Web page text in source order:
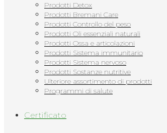
Prodotti Detox
Prodotti Bremani Care
Prodotti Controllo del peso
Prodotti Oli essenziali naturali
Prodotti Ossa e articolazioni
Prodotti Sistema immunitario
Prodotti Sistema nervoso
Prodotti Sostanze nutritive
Ulteriore assortimento di prodotti
Programmi di salute
Сertificato